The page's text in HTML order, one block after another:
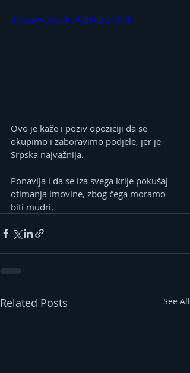
https://youtu.be/U36CbQ1iSV8
Ovo je kaže i poziv opoziciji da se
okupimo i zaboravimo podjele, jer je
Srpska najvažnija.
Ponavlja i da se iza svega krije pokušaj
otimanja imovine, zbog čega moramo
biti mudri.
Related Posts See All